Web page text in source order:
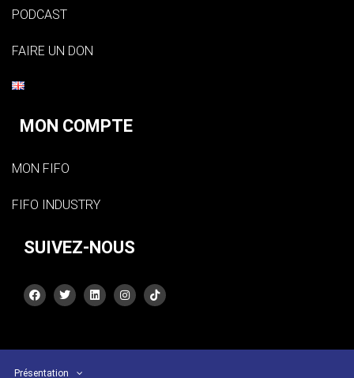
PODCAST
FAIRE UN DON
MON COMPTE
MON FIFO
FIFO INDUSTRY
SUIVEZ-NOUS
Présentation